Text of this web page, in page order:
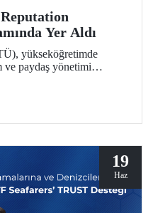
Yer Aldı
yükseköğretimde
ve paydaş yönetimi
düzenlenen
19
Haz